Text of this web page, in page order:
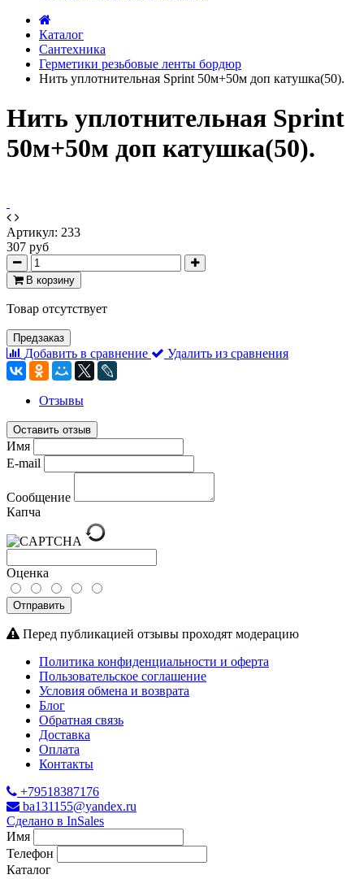
Каталог
Сантехника
Герметики резьбовые ленты бордюр
Нить уплотнительная Sprint 50м+50м доп катушка(50).
Нить уплотнительная Sprint
50м+50м доп катушка(50).
Артикул: 233
307 руб
В корзину
Товар отсутствует
Предзаказ
Добавить в сравнение Удалить из сравнения
Отзывы
Оставить отзыв
Имя
E-mail
Сообщение
Капча
Оценка
Отправить
Перед публикацией отзывы проходят модерацию
Политика конфиденциальности и оферта
Пользовательское соглашение
Условия обмена и возврата
Блог
Обратная связь
Доставка
Оплата
Контакты
+79518387176
ba131155@yandex.ru
Сделано в InSales
Имя
Телефон
Каталог